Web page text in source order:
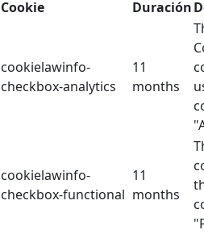
Cookie
Duración
cookielawinfo-
checkbox-analytics
11
months
cookielawinfo-
checkbox-functional
11
months